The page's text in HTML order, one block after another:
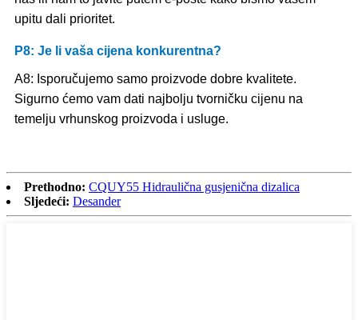
upitu dali prioritet.
P8: Je li vaša cijena konkurentna?
A8: Isporučujemo samo proizvode dobre kvalitete.
Sigurno ćemo vam dati najbolju tvorničku cijenu na
temelju vrhunskog proizvoda i usluge.
Prethodno: CQUY55 Hidraulična gusjenična dizalica
Sljedeći: Desander